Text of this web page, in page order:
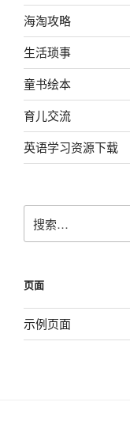
海淘攻略
生活琐事
童书绘本
育儿交流
英语学习资源下载
搜
索：
页面
示例页面